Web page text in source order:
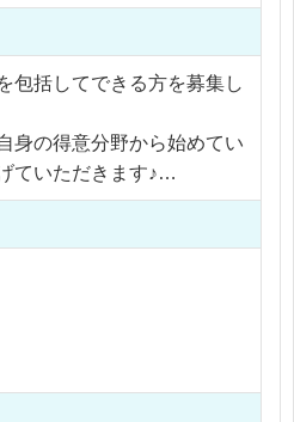
包括してできる方を募集し
身の得意分野から始めてい
ていただきます♪
て業務範囲は異なります
務をメインにご推薦をさせ
イン制作
ン制作